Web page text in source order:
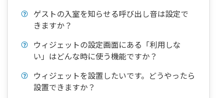
ゲストの入室を知らせる呼び出し音は設定で
きますか？
ウィジェットの設定画面にある「利用しな
い」はどんな時に使う機能ですか？
ウィジェットを設置したいです。どうやったら
設置できますか？